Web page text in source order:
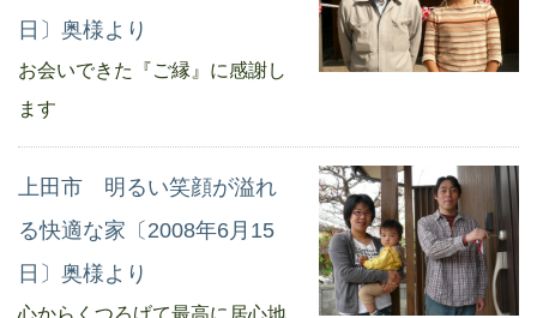
日〕奥様より
お会いできた『ご縁』に感謝し
ます
上田市 明るい笑顔が溢れ
る快適な家〔2008年6月15
日〕奥様より
心からくつろげて最高に居心地